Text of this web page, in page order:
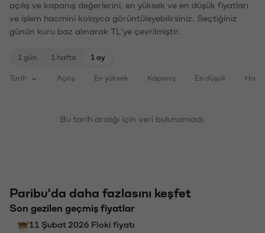
açılış ve kapanış değerlerini, en yüksek ve en düşük fiyatları
ve işlem hacmini kolayca görüntüleyebilirsiniz. Seçtiğiniz
günün kuru baz alınarak TL'ye çevrilmiştir.
1 gün 1 hafta 1 ay
Tarih Açılış En yüksek Kapanış En düşük
Bu tarih aralığı için veri bulunamadı.
Paribu'da daha fazlasını keşfet
Son gezilen geçmiş fiyatlar
11 Şubat 2026 Floki fiyatı